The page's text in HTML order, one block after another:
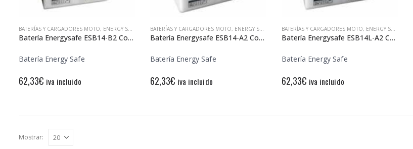
BATERÍAS Y CARGADORES MOTO, ENERGY SAFE
Batería Energysafe ESB14-B2 Convencional
Batería Energy Safe
62,33€ iva incluido
BATERÍAS Y CARGADORES MOTO, ENERGY SAFE
Batería Energysafe ESB14-A2 Convencional
Batería Energy Safe
62,33€ iva incluido
BATERÍAS Y CARGADORES MOTO, ENERGY SAFE
Batería Energysafe ESB14L-A2 Convencional
Batería Energy Safe
62,33€ iva incluido
Mostrar: